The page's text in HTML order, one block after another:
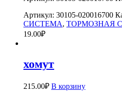
Артикул: 30105-020016700
СИСТЕМА, ТОРМОЗНАЯ
19.00₽
хомут
215.00₽ В корзину